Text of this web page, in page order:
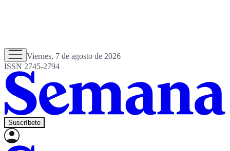
Viernes, 7 de agosto de 2026
ISSN 2745-2794
Suscríbete